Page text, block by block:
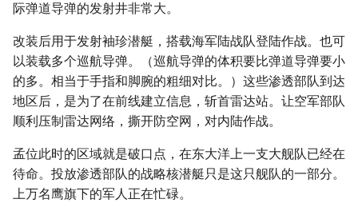
际弹道导弹的发射井非常大。
改装后用于发射袖珍潜艇，搭载海军陆战队登陆作战。也可
以装载多个巡航导弹。（巡航导弹的体积要比弹道导弹要小
的多。相当于手指和脚腕的粗细对比。）这些渗透部队到达
地区后，是为了在前线建立信息，斩首雷达站。让空军部队
顺利压制雷达网络，撕开防空网，对内陆作战。
孟位此时的区域就是破口点，在东大洋上一支大舰队已经在
待命。投放渗透部队的战略核潜艇只是这只舰队的一部分。
上万名鹰旗下的军人正在忙碌。